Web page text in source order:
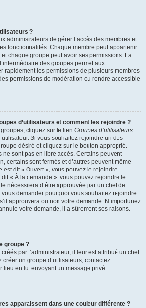
?
administrateurs de gérer l’accès des membres et
fonctionnalités. Chaque membre peut appartenir
chaque groupe peut avoir ses permissions. La
des groupes permet aux
rapidement les permissions de plusieurs membres
permissions de modération ou rendre accessible
d’utilisateurs et comment les rejoindre ?
cliquez sur le lien Groupes d’utilisateurs
Si vous souhaitez rejoindre un des
désiré et cliquez sur le bouton approprié.
ne sont pas en libre accès. Certains peuvent
certains sont fermés et d’autres peuvent même
est dit « Ouvert », vous pouvez le rejoindre
« À la demande », vous pouvez rejoindre le
nécessitera d’être approuvée par un chef de
demander pourquoi vous souhaitez rejoindre
approuvera ou non votre demande. N’importunez
votre demande, il a sûrement ses raisons.
groupe ?
par l’administrateur, il leur est attribué un chef
créer un groupe d’utilisateurs, contactez
lieu en lui envoyant un message privé.
apparaissent dans une couleur différente ?